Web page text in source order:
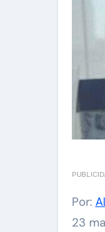
Por:
23